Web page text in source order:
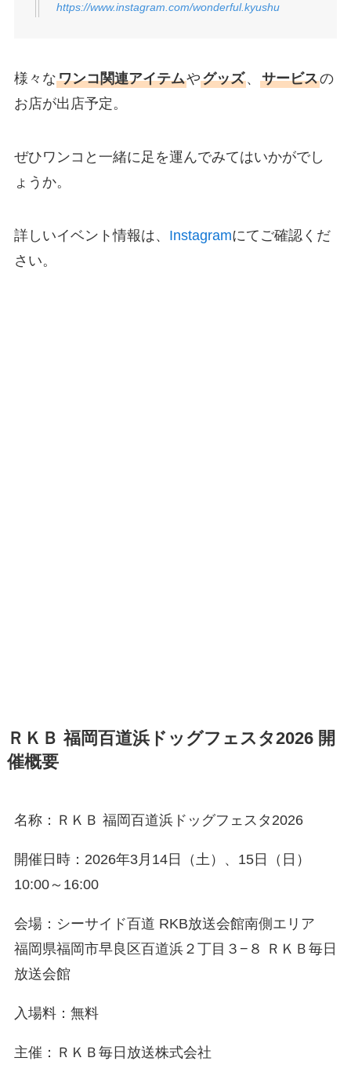
https://www.instagram.com/wonderful.kyushu
様々なワンコ関連アイテムやグッズ、 サービスの
お店が出店予定。
ぜひワンコと一緒に足を運んでみてはいかがでし
ょうか。
詳しいイベント情報は、 Instagramにてご確認くだ
さい。
ＲＫＢ 福岡百道浜ドッグフェスタ2026 開
催概要
名称：ＲＫＢ 福岡百道浜ドッグフェスタ2026
開催日時：2026年3月14日（土）、15日（日）
10:00～16:00
会場：シーサイド百道 RKB放送会館南側エリア
福岡県福岡市早良区百道浜２丁目３−８ ＲＫＢ毎日
放送会館
入場料：無料
主催：ＲＫＢ毎日放送株式会社